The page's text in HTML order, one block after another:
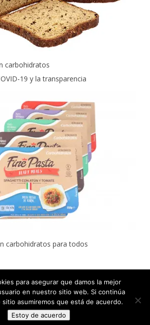
carbohidratos
19 y la transparencia
carbohidratos para todos
SIN MILAGROS por Carlos Abehsera
los derechos reservados.
premium Theme bybavotasan.com
para asegurar que damos la mejor
en nuestro sitio web. Si continúa
asumiremos que está de acuerdo.
Estoy de acuerdo